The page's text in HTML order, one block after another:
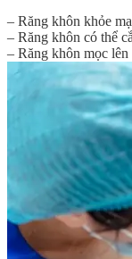
– Răng khôn khỏe
– Răng khôn có thể
– Răng khôn mọc